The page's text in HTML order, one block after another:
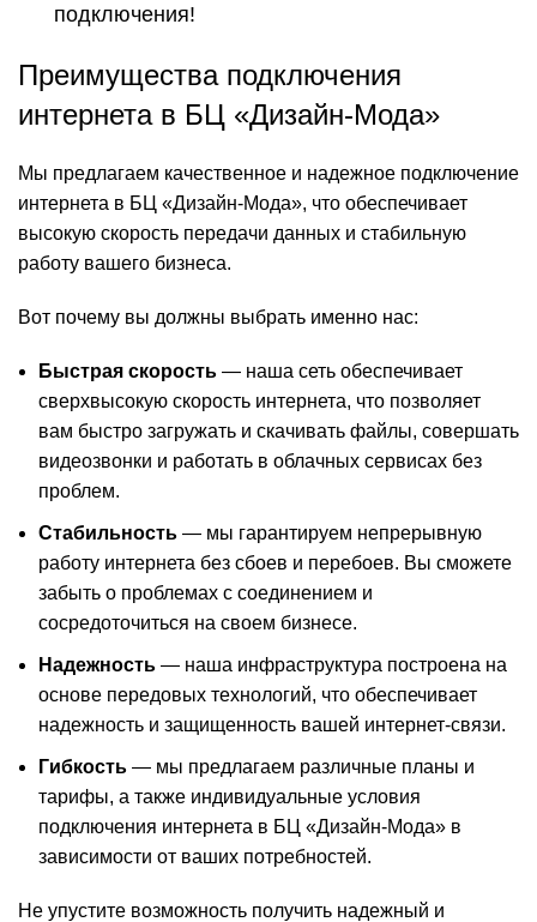
подключения!
Преимущества подключения
интернета в БЦ «Дизайн-Мода»
Мы предлагаем качественное и надежное подключение
интернета в БЦ «Дизайн-Мода», что обеспечивает
высокую скорость передачи данных и стабильную
работу вашего бизнеса.
Вот почему вы должны выбрать именно нас:
Быстрая скорость — наша сеть обеспечивает
сверхвысокую скорость интернета, что позволяет
вам быстро загружать и скачивать файлы, совершать
видеозвонки и работать в облачных сервисах без
проблем.
Стабильность — мы гарантируем непрерывную
работу интернета без сбоев и перебоев. Вы сможете
забыть о проблемах с соединением и
сосредоточиться на своем бизнесе.
Надежность — наша инфраструктура построена на
основе передовых технологий, что обеспечивает
надежность и защищенность вашей интернет-связи.
Гибкость — мы предлагаем различные планы и
тарифы, а также индивидуальные условия
подключения интернета в БЦ «Дизайн-Мода» в
зависимости от ваших потребностей.
Не упустите возможность получить надежный и